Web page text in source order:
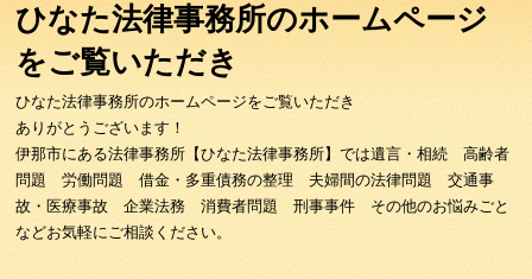
ひなた法律事務所のホームページ
をご覧いただき
ひなた法律事務所のホームページをご覧いただき
ありがとうございます！
伊那市にある法律事務所【ひなた法律事務所】では遺言・相続 高齢者
問題 労働問題 借金・多重債務の整理 夫婦間の法律問題 交通事
故・医療事故 企業法務 消費者問題 刑事事件 その他のお悩みごと
などお気軽にご相談ください。